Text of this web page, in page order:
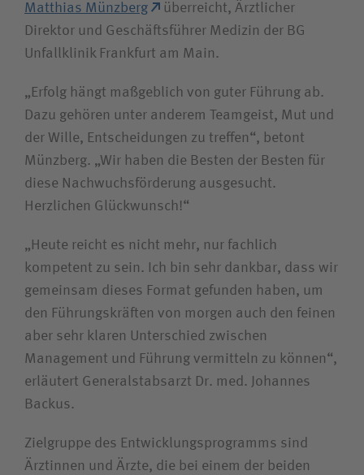
Journalistin/Journalist
Matthias Münzberg
überreicht, Ärztlicher
Direktor und Geschäftsführer Medizin der BG
Unfallklinik Frankfurt am Main.
„Erfolg hängt maßgeblich von guter Führung ab.
Dazu gehören unter anderem Teamgeist, Mut und
der Wille, Entscheidungen zu treffen“, betont
Münzberg. „Wir haben die Besten der Besten für
diese Nachwuchsförderung ausgesucht.
Herzlichen Glückwunsch!“
„Heute reicht es nicht mehr, nur fachlich
kompetent zu sein. Ich bin sehr dankbar, dass wir
gemeinsam dieses Format gefunden haben, um
den Führungskräften von morgen auch den feinen
aber sehr klaren Unterschied zwischen
Management und Führung vermitteln zu können“,
erläutert Generalstabsarzt Dr. med. Johannes
Backus.
Zielgruppe des Entwicklungsprogramms sind
Ärztinnen und Ärzte, die bei einem der beiden